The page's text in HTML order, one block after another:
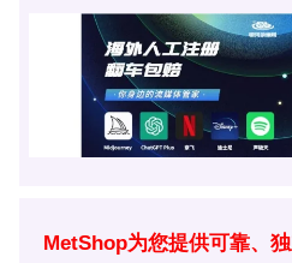
MetShop为您提供可靠、